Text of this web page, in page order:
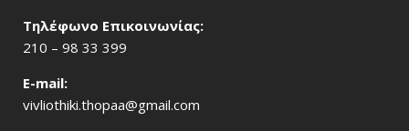
Τηλέφωνο Επικοινωνίας:
210 – 98 33 399
Ε-mail:
vivliothiki.thopaa@gmail.com